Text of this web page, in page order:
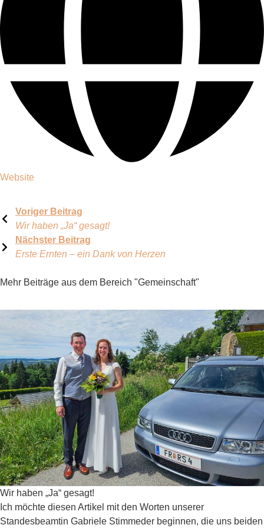
Website
Voriger Beitrag
Wir haben „Ja“ gesagt!
Nächster Beitrag
Erste Ernten – ein Dank von Herzen
Mehr Beiträge aus dem Bereich "Gemeinschaft"
Wir haben „Ja“ gesagt!
Ich möchte diesen Artikel mit den Worten unserer
Standesbeamtin Gabriele Stimmeder beginnen, die uns beiden